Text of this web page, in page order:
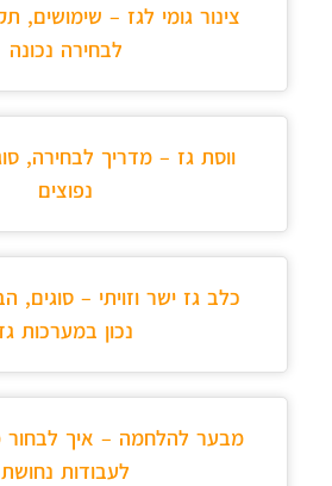
צינור גומי לגז – שימושים,
לבחירה נכונה
ווסת גז – מדריך לבחירה,
נפוצים
כלב גז ישר וזויתי – סוגים,
נכון במערכות
מבער להלחמה – איך לבחור
לעבודות נחושת